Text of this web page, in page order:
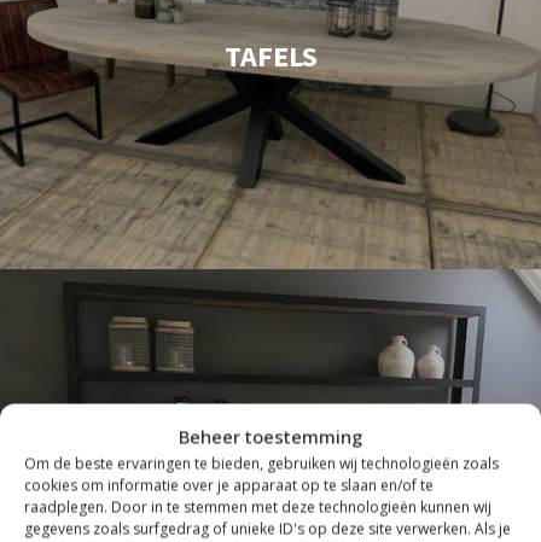
Beheer toestemming
Om de beste ervaringen te bieden, gebruiken wij technologieën zoals
cookies om informatie over je apparaat op te slaan en/of te
raadplegen. Door in te stemmen met deze technologieën kunnen wij
gegevens zoals surfgedrag of unieke ID's op deze site verwerken. Als je
TAFELS